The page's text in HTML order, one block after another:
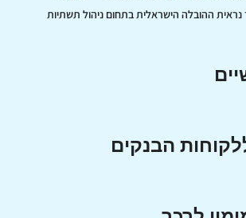
ההובלה הישראלית בתחום ניהול תשתיות
הבנקים